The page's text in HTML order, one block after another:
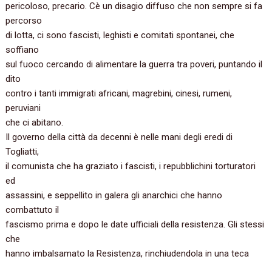
pericoloso, precario. Cè un disagio diffuso che non sempre si fa
percorso
di lotta, ci sono fascisti, leghisti e comitati spontanei, che
soffiano
sul fuoco cercando di alimentare la guerra tra poveri, puntando il
dito
contro i tanti immigrati africani, magrebini, cinesi, rumeni,
peruviani
che ci abitano.
Il governo della città da decenni è nelle mani degli eredi di
Togliatti,
il comunista che ha graziato i fascisti, i repubblichini torturatori
ed
assassini, e seppellito in galera gli anarchici che hanno
combattuto il
fascismo prima e dopo le date ufficiali della resistenza. Gli stessi
che
hanno imbalsamato la Resistenza, rinchiudendola in una teca